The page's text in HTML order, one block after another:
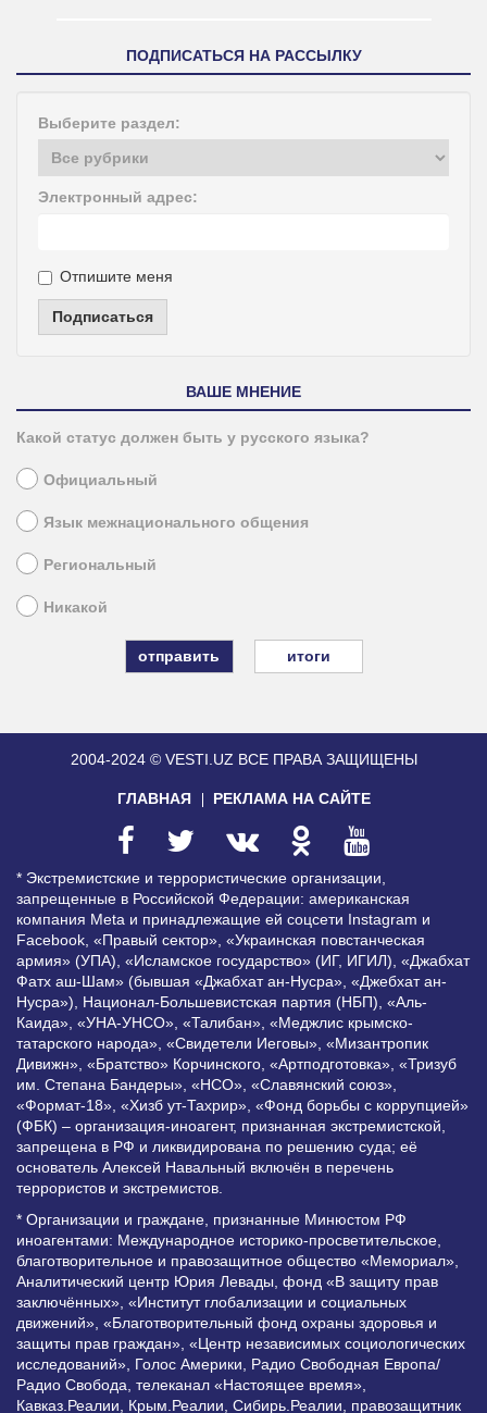
ПОДПИСАТЬСЯ НА РАССЫЛКУ
Выберите раздел:
Электронный адрес:
Отпишите меня
Подписаться
ВАШЕ МНЕНИЕ
Какой статус должен быть у русского языка?
Официальный
Язык межнационального общения
Региональный
Никакой
итоги
2004-2024 © VESTI.UZ ВСЕ ПРАВА ЗАЩИЩЕНЫ
ГЛАВНАЯ РЕКЛАМА НА САЙТЕ
* Экстремистские и террористические организации,
запрещенные в Российской Федерации: американская
компания Meta и принадлежащие ей соцсети Instagram и
Facebook, «Правый сектор», «Украинская повстанческая
армия» (УПА), «Исламское государство» (ИГ, ИГИЛ), «Джабхат
Фатх аш-Шам» (бывшая «Джабхат ан-Нусра», «Джебхат ан-
Нусра»), Национал-Большевистская партия (НБП), «Аль-
Каида», «УНА-УНСО», «Талибан», «Меджлис крымско-
татарского народа», «Свидетели Иеговы», «Мизантропик
Дивижн», «Братство» Корчинского, «Артподготовка», «Тризуб
им. Степана Бандеры», «НСО», «Славянский союз»,
«Формат-18», «Хизб ут-Тахрир», «Фонд борьбы с коррупцией»
(ФБК) – организация-иноагент, признанная экстремистской,
запрещена в РФ и ликвидирована по решению суда; её
основатель Алексей Навальный включён в перечень
террористов и экстремистов.
* Организации и граждане, признанные Минюстом РФ
иноагентами: Международное историко-просветительское,
благотворительное и правозащитное общество «Мемориал»,
Аналитический центр Юрия Левады, фонд «В защиту прав
заключённых», «Институт глобализации и социальных
движений», «Благотворительный фонд охраны здоровья и
защиты прав граждан», «Центр независимых социологических
исследований», Голос Америки, Радио Свободная Европа/
Радио Свобода, телеканал «Настоящее время»,
Кавказ.Реалии, Крым.Реалии, Сибирь.Реалии, правозащитник